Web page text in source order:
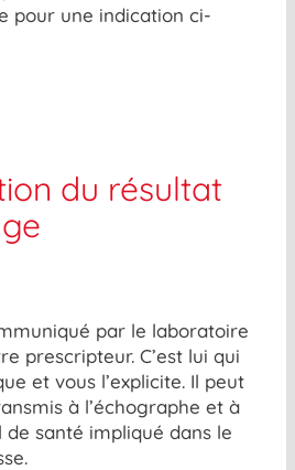
pour une indication ci-
du résultat
par le laboratoire
prescripteur. C’est lui qui
et vous l’explicite. Il peut
à l’échographe et à
santé impliqué dans le